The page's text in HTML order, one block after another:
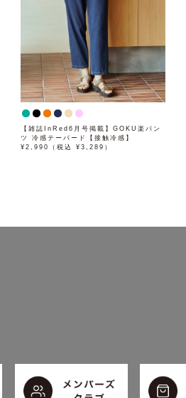
【雑誌InRed6月号掲載】GOKU楽パン
ツ 冷感テーパード【接触冷感】
¥2,990（税込 ¥3,289）